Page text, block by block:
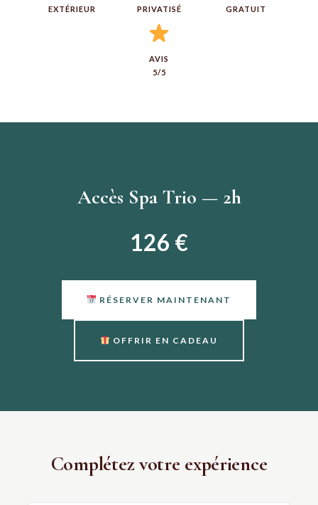
EXTÉRIEUR PRIVATISÉ GRATUIT
AVIS
5/5
Accès Spa Trio — 2h
126 €
RÉSERVER MAINTENANT
OFFRIR EN CADEAU
Complétez votre expérience